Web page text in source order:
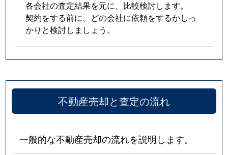
各会社の査定結果を元に、比較検討します。
契約をする前に、どの会社に依頼をするかしっ
かりと検討しましょう。
不動産売却と査定の流れ
一般的な不動産売却の流れを説明します。